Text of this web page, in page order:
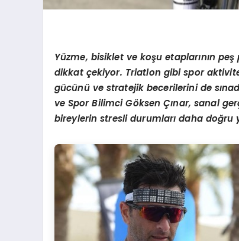
Yüzme, bisiklet ve koşu etaplarının
dikkat çekiyor. Triatlon gibi spor
gücünü ve stratejik becerilerini de
ve Spor Bilimci Göksen Çınar, sanal
bireylerin stresli durumları daha